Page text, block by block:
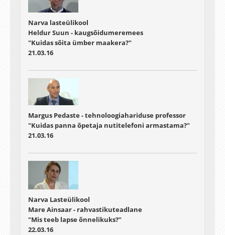
Narva lasteülikool
Heldur Suun - kaugsõidumeremees
"Kuidas sõita ümber maakera?"
21.03.16
Margus Pedaste - tehnoloogiahariduse professor
"Kuidas panna õpetaja nutitelefoni armastama?"
21.03.16
Narva Lasteülikool
Mare Ainsaar - rahvastikuteadlane
"Mis teeb lapse õnnelikuks?"
22.03.16